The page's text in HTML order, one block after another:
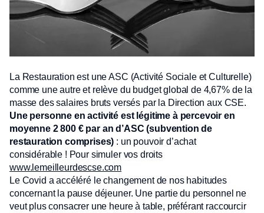
La Restauration est une ASC (Activité Sociale et Culturelle)
comme une autre et relève du budget global de 4,67% de la
masse des salaires bruts versés par la Direction aux CSE.
Une personne en activité est légitime à percevoir en
moyenne 2 800 € par an d’ASC (subvention de
restauration comprises) : un pouvoir d’achat
considérable ! Pour simuler vos droits
www.lemeilleurdescse.com
Le Covid a accéléré le changement de nos habitudes
concernant la pause déjeuner. Une partie du personnel ne
veut plus consacrer une heure à table, préférant raccourcir